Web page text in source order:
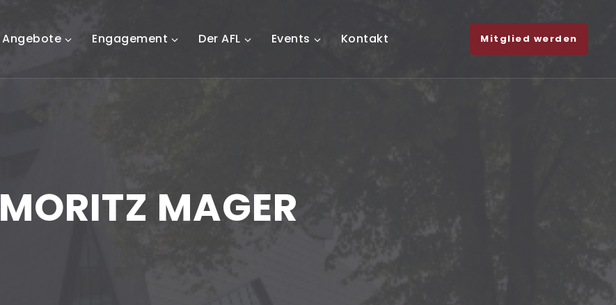
Angebote Engagement Der AFL Events Kontakt Mitglied werden
MORITZ MAGER